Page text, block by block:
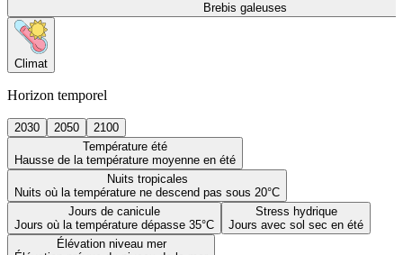
Brebis galeuses
Climat
Horizon temporel
2030 2050
2100
Température été
Hausse de la température moyenne en été
Nuits tropicales
Nuits où la température ne descend pas sous 20°C
Jours de canicule
Jours où la température dépasse 35°C
Stress hydrique
Jours avec sol sec en été
Élévation niveau mer